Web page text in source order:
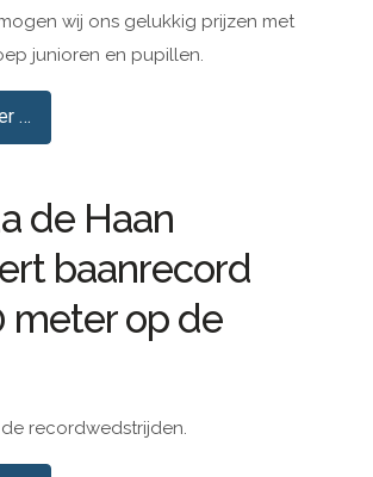
wij ons gelukkig prijzen met
junioren en pupillen.
…
de Haan
baanrecord
meter op de
recordwedstrijden.